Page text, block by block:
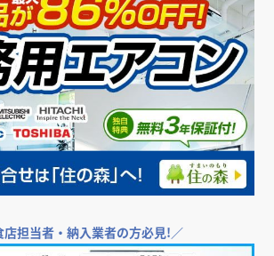
店担当者・納入業者の方必見!／